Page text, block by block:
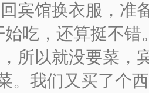
宾馆换衣服，准
始吃，还算挺不错
所以就没要菜，
。我们又买了个